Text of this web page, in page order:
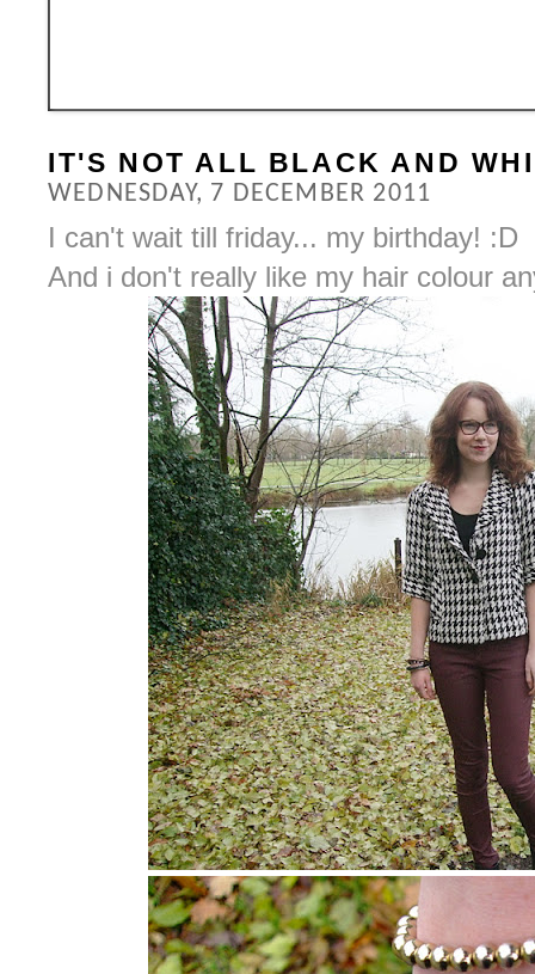
IT'S NOT ALL BLACK AND
WEDNESDAY, 7 DECEMBER 2011
I can't wait till friday... my birthday! :D
And i don't really like my hair colour